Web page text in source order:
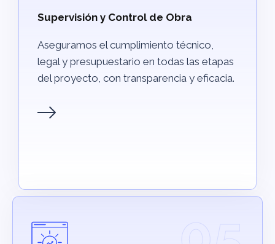
Supervisión y Control de Obra
Aseguramos el cumplimiento técnico,
legal y presupuestario en todas las etapas
del proyecto, con transparencia y eficacia.